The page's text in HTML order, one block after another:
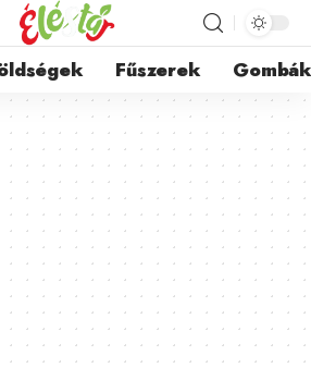
Fűszerek Gombák